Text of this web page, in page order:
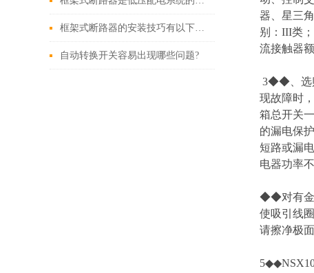
框架式断路器的安装技巧有以下这些
自动转换开关容易出现哪些问题?
器、星三
别：III类
流接触器
3◆◆、选
现故障时
箱总开关
的漏电保
短路或漏
电器功率
◆◆对有金
使吸引线
请擦净极